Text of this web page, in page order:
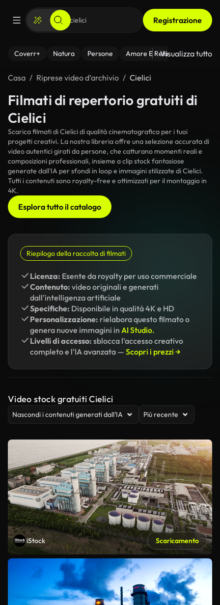
Registrazione
Coverr+ Natura Persone Amore E Relazioni Il
Visualizza tutto
Casa Riprese video d’archivio Cielici
Filmati di repertorio gratuiti di
Cielici
Scarica filmati di Cielici di qualità cinematografica per i tuoi
progetti creativi. La nostra libreria offre una selezione accurata di
video autentici girati da persone, che catturano momenti reali e
composizioni professionali, insieme a clip stock fantasiose
generate dall'IA per sfondi in loop e immagini stilizzate di Cielici.
Tutti i contenuti sono royalty-free e ottimizzati per il montaggio in
4K.
Esplora tutto il catalogo
Riepilogo della raccolta di filmati
Licenza: Esente da royalty per uso commerciale
Contenuto: video originali e generati
dall'intelligenza artificiale
Specifiche: Disponibile in qualità 4K e HD
Personalizzazione: rielabora questo filmato o
genera nuove immagini in AI Studio.
Livelli di accesso: sblocca l'accesso creativo
completo e l'IA avanzata — Scopri i prezzi →
Video stock gratuiti Cielici
Nascondi i contenuti generati dall’IA Più recente
iStock Scaricamento